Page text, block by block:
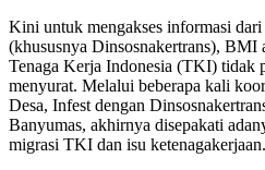
Kini untuk mengakses informasi
(khususnya Dinsosnakertrans), BMI
Tenaga Kerja Indonesia (TKI) tidak
menyurat. Melalui beberapa kali
Desa, Infest dengan
Banyumas, akhirnya disepakati
migrasi TKI dan isu ketenagakerjaan.